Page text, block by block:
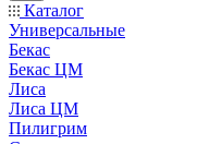
Каталог
Универсальные
Бекас
Бекас ЦМ
Лиса
Лиса ЦМ
Пилигрим